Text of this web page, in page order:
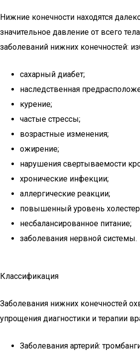
Нижние конечности находятся
значительное давление от всего
заболеваний нижних конечностей:
сахарный диабет;
наследственная
курение;
частые стрессы;
возрастные изменения;
ожирение;
нарушения свертываемости
хронические инфекции;
аллергические реакции;
повышенный уровень
несбалансированное питание;
заболевания нервной системы.
Классификация
Заболевания нижних конечностей
упрощения диагностики и терапии
Заболевания артерий: